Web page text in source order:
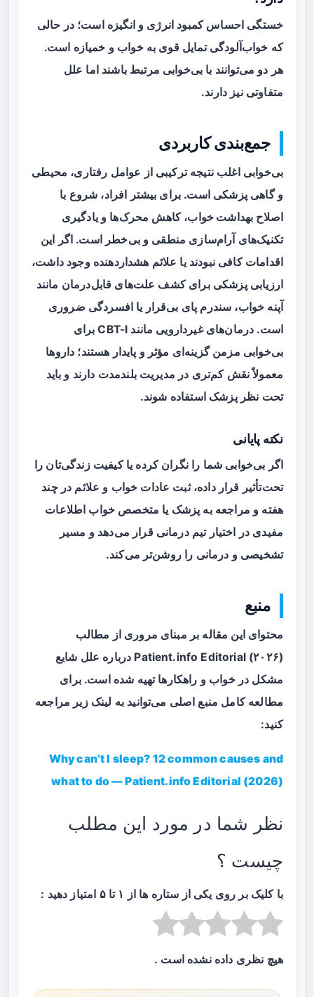
خستگی احساس کمبود انرژی و انگیزه است؛ در حالی
که خواب‌آلودگی تمایل قوی به خواب و خمیازه است.
هر دو می‌توانند با بی‌خوابی مرتبط باشند اما علل
متفاوتی نیز دارند.
جمع‌بندی کاربردی
بی‌خوابی اغلب نتیجه ترکیبی از عوامل رفتاری، محیطی
و گاهی پزشکی است. برای بیشتر افراد، شروع با
اصلاح بهداشت خواب، کاهش محرک‌ها و یادگیری
تکنیک‌های آرام‌سازی منطقی و بی‌خطر است. اگر این
اقدامات کافی نبودند یا علائم هشداردهنده وجود داشت،
ارزیابی پزشکی برای کشف علت‌های قابل‌درمان مانند
آپنه خواب، سندرم پای بی‌قرار یا افسردگی ضروری
است. درمان‌های غیردارویی مانند CBT-I برای
بی‌خوابی مزمن گزینه‌ای مؤثر و پایدار هستند؛ داروها
معمولاً نقش کم‌تری در مدیریت بلندمدت دارند و باید
تحت نظر پزشک استفاده شوند.
نکته پایانی
اگر بی‌خوابی شما را نگران کرده یا کیفیت زندگی‌تان را
تحت‌تأثیر قرار داده، ثبت عادات خواب و علائم در چند
هفته و مراجعه به پزشک یا متخصص خواب اطلاعات
مفیدی در اختیار تیم درمانی قرار می‌دهد و مسیر
تشخیصی و درمانی را روشن‌تر می‌کند.
منبع
محتوای این مقاله بر مبنای مروری از مطالب
Patient.info Editorial (۲۰۲۶) درباره علل شایع
مشکل در خواب و راهکارها تهیه شده است. برای
مطالعه کامل منبع اصلی می‌توانید به لینک زیر مراجعه
کنید:
Why can’t I sleep? 12 common causes and
what to do — Patient.info Editorial (2026)
نظر شما در مورد این مطلب
چیست ؟
با کلیک بر روی یکی از ستاره ها از ۱ تا ۵ امتیاز دهید :
هیچ نظری داده نشده است .